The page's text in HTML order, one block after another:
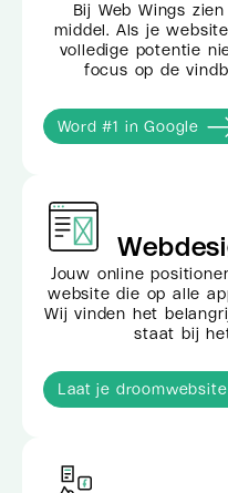
Bij Web Wings
middel. Als je
volledige potentie
focus op de
Word #1 in Google
Jouw online
website die op alle
Wij vinden het
staat bij
Laat je